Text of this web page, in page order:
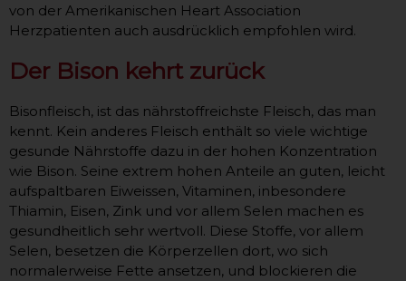
von der Amerikanischen Heart Association
Herzpatienten auch ausdrücklich empfohlen wird.
Der Bison kehrt zurück
Bisonfleisch, ist das nährstoffreichste Fleisch, das man
kennt. Kein anderes Fleisch enthält so viele wichtige
gesunde Nährstoffe dazu in der hohen Konzentration
wie Bison. Seine extrem hohen Anteile an guten, leicht
aufspaltbaren Eiweissen, Vitaminen, inbesondere
Thiamin, Eisen, Zink und vor allem Selen machen es
gesundheitlich sehr wertvoll. Diese Stoffe, vor allem
Selen, besetzen die Körperzellen dort, wo sich
normalerweise Fette ansetzen, und blockieren die